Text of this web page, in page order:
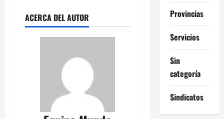
ACERCA DEL AUTOR
Provincias
Servicios
Sin
categoría
Sindicatos